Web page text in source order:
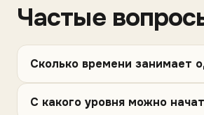
Частые
Сколько времени занимает
С какого уровня можно